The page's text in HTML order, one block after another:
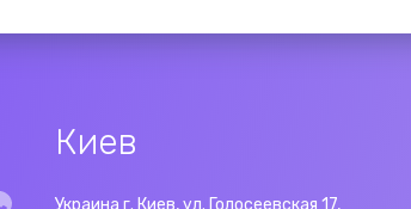
Киев
Украина г. Киев, ул. Голосеевская 17,